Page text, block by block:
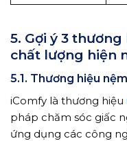
5. Gợi ý 3
chất lượng hiện
5.1. Thương hiệu
iComfy là thương hiệu
pháp chăm sóc giấc
ứng dụng các công